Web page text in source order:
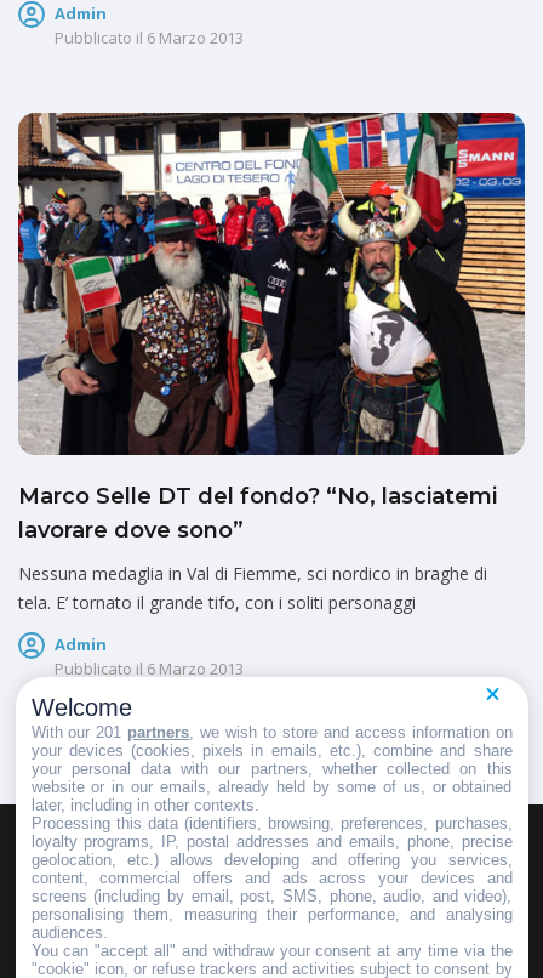
Admin
Pubblicato il 6 Marzo 2013
Marco Selle DT del fondo? “No, lasciatemi
lavorare dove sono”
Nessuna medaglia in Val di Fiemme, sci nordico in braghe di
tela. E’ tornato il grande tifo, con i soliti personaggi
Admin
Pubblicato il 6 Marzo 2013
HOMEPAGEREDAZIONEINVIA UN COMUNICATO STAMPA
PUBBLICITÀSCRIVI AL DIRETTORE
Welcome
With our 201 partners , we wish to store and access information on
your devices (cookies, pixels in emails, etc.), combine and share
your personal data with our partners, whether collected on this
website or in our emails, already held by some of us, or obtained
later, including in other contexts.
Processing this data (identifiers, browsing, preferences, purchases,
loyalty programs, IP, postal addresses and emails, phone, precise
geolocation, etc.) allows developing and offering you services,
content, commercial offers and ads across your devices and
screens (including by email, post, SMS, phone, audio, and video),
personalising them, measuring their performance, and analysing
audiences.
You can "accept all" and withdraw your consent at any time via the
"cookie" icon, or refuse trackers and activities subject to consent by